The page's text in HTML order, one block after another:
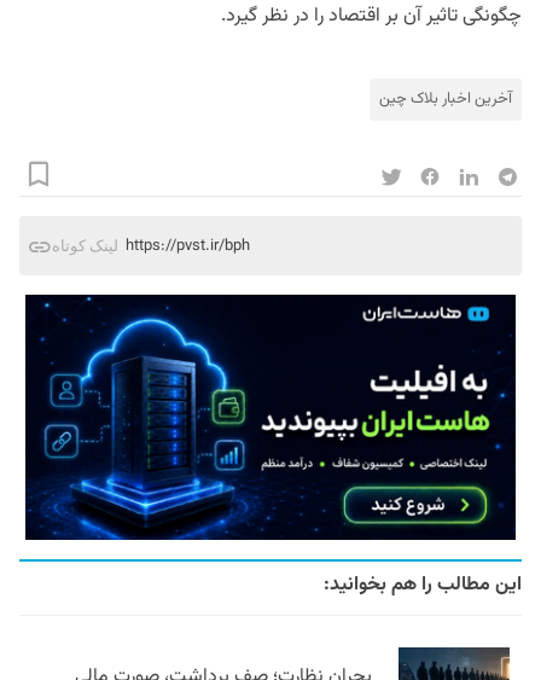
چگونگی تاثیر آن بر اقتصاد را در نظر گیرد.
آخرین اخبار بلاک‌ چین
لینک کوتاه https://pvst.ir/bph
این مطالب را هم بخوانید: